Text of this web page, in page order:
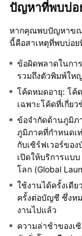
ปัญหาที่พบบ่อ
หากคุณพบปัญหาขณ
นี้คือสาเหตุที่พบบ่อย
ข้อผิดพลาดในกา
รวมถึงตัวพิมพ์ให
โค้ดหมดอายุ: โค้
เฉพาะโค้ดที่เกี่ย
ข้อจำกัดด้านภูมิภ
ภูมิภาคที่กำหนดเ
กับเซิร์ฟเวอร์ข
เปิดให้บริการแบ
โลก (Global
ใช้งานได้ครั้งเดี
ครั้งต่อบัญชี ซึ่งห
งานไปแล้ว
ความล่าช้าของเ